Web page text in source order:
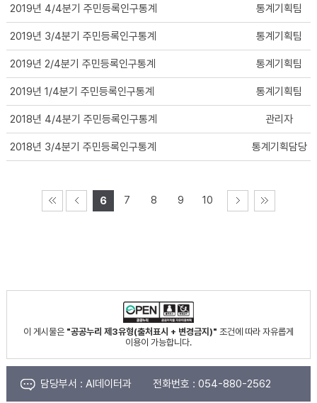
2019년 4/4분기 주민등록인구통계 통계기획팀
2019년 3/4분기 주민등록인구통계 통계기획팀
2019년 2/4분기 주민등록인구통계 통계기획팀
2019년 1/4분기 주민등록인구통계 통계기획팀
2018년 4/4분기 주민등록인구통계 관리자
2018년 3/4분기 주민등록인구통계 통계기획담당
6 7 8 9 10
이 게시물은 "공공누리 제3유형(출처표시 + 변경금지)" 조건에 따라 자유롭게
이용이 가능합니다.
담당부서 : AI데이터과 전화번호 : 054-880-2562